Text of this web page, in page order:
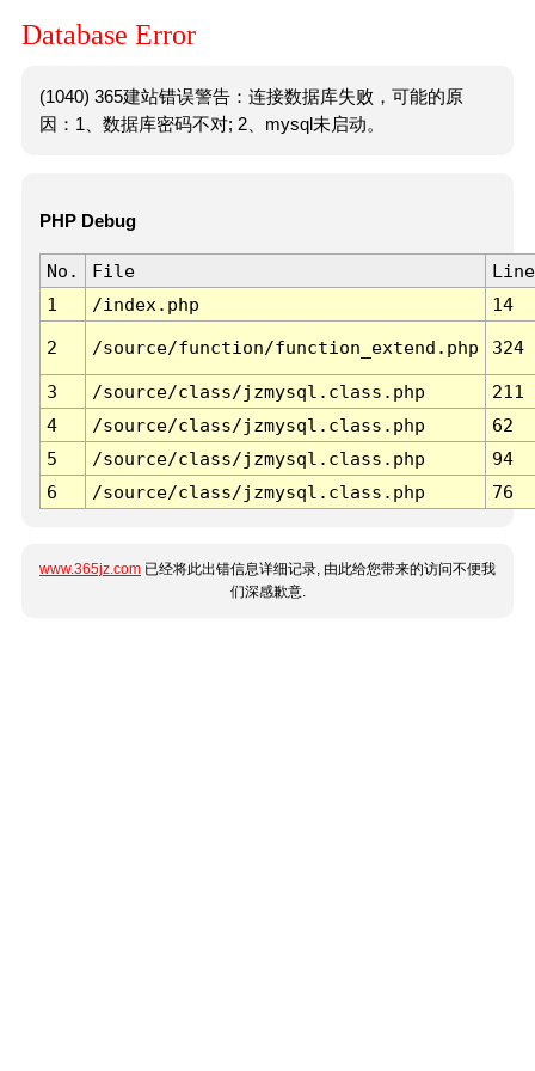
Database Error
(1040) 365建站错误警告：连接数据库失败，可能的原
因：1、数据库密码不对; 2、mysql未启动。
PHP Debug
No. File
Line
1
/index.php 14
2 /source/function/function_extend.php 324
3 /source/class/jzmysql.class.php
211
4
/source/class/jzmysql.class.php
62
5
/source/class/jzmysql.class.php
94
6
/source/class/jzmysql.class.php 76
www.365jz.com 已经将此出错信息详细记录, 由此给您带来的访问不便我
们深感歉意.